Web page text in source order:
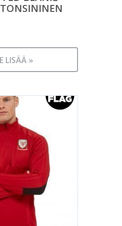
LISÄÄ »